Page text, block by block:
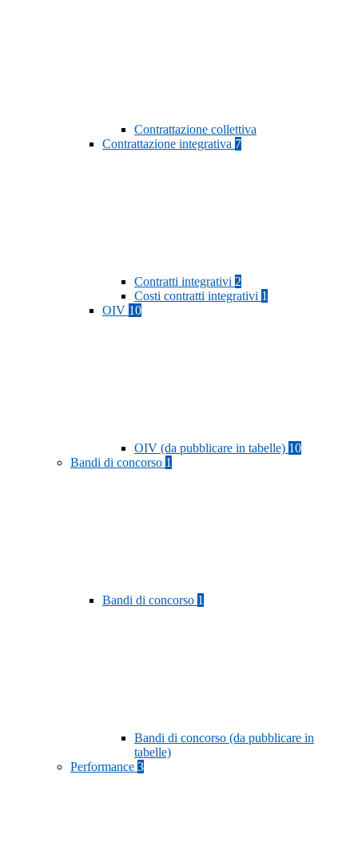
Contrattazione collettiva
Contrattazione integrativa 7
Contratti integrativi 2
Costi contratti integrativi 1
OIV 10
OIV (da pubblicare in tabelle) 10
Bandi di concorso 1
Bandi di concorso 1
Bandi di concorso (da pubblicare in
tabelle)
Performance 3